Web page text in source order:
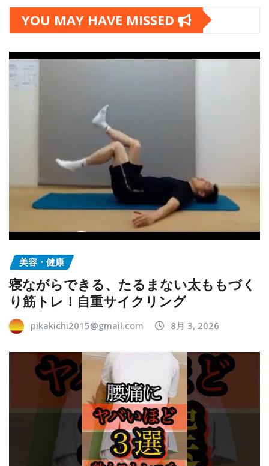
YOU MAY HAVE MISSED
美容・健康
寝ながらできる、たるまない太ももづく
り筋トレ！自重サイクリング
pikakichi2015@gmail.com 8月 3, 2026